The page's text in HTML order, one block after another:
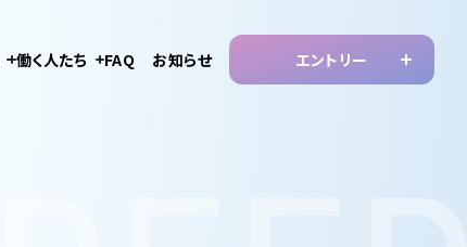
働く人たち FAQ お知らせ エントリー